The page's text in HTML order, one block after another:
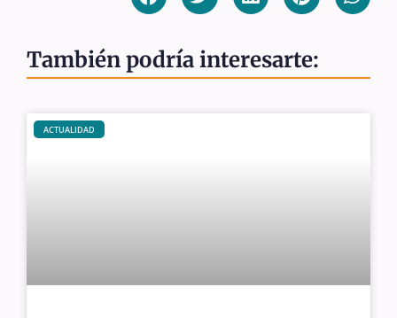
También podría interesarte:
ACTUALIDAD